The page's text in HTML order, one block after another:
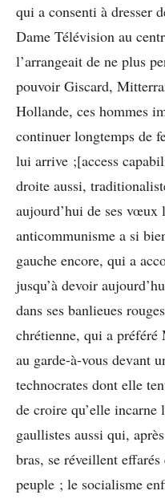
qui a consenti à dresser
Dame Télévision au
l’arrangeait de ne plus
pouvoir Giscard,
Hollande, ces hommes
continuer longtemps de
lui arrive ;[access
droite aussi,
aujourd’hui de ses vœux
anticommunisme a si
gauche encore, qui a
jusqu’à devoir
dans ses banlieues
chrétienne, qui a préféré
au garde-à-vous devant
technocrates dont elle
de croire qu’elle incarne
gaullistes aussi qui,
bras, se réveillent
peuple ; le socialisme